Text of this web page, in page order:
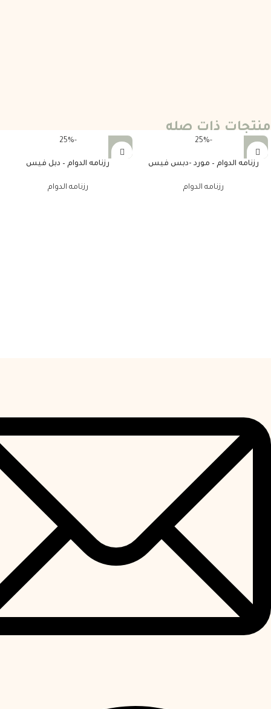
منتجات ذات صله
-25%
رزنامه الدوام – مورد -دبس فيس
رزنامه الدوام
-25%
رزنامه الدوام – دبل فيس
رزنامه الدوام